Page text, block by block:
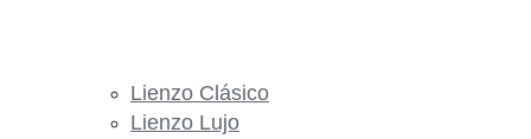
Lienzo Clásico
Lienzo Lujo